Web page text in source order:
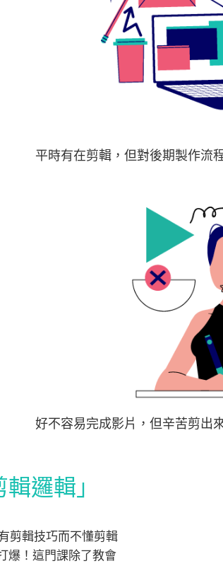
平時有在剪輯，但對後期製作流
好不容易完成影片，但辛苦剪出
邏輯」
剪輯技巧而不懂剪輯
爆！這門課除了教會